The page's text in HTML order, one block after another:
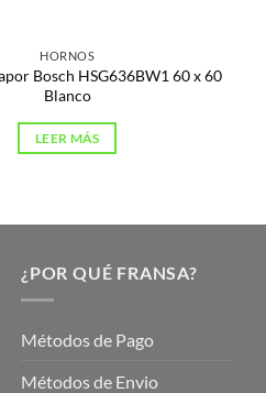
HORNOS
Bosch HSG636BW1 60 x 60
Blanco
LEER MÁS
¿POR QUÉ FRANSA?
Métodos de Pago
Métodos de Envio